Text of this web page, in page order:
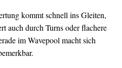
kommt schnell ins Gleiten,
auch durch Turns oder flachere
im Wavepool macht sich